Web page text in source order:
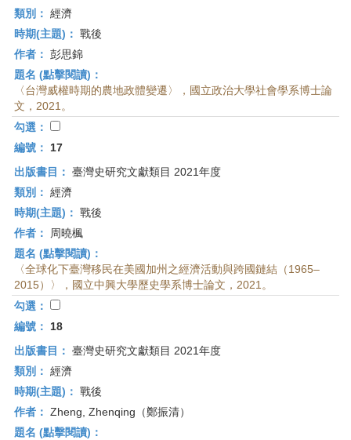
類別： 經濟
時期(主題)： 戰後
作者： 彭思錦
題名 (點擊閱讀)：
〈台灣威權時期的農地政體變遷〉，國立政治大學社會學系博士論
文，2021。
勾選：
編號：
17
出版書目： 臺灣史研究文獻類目 2021年度
類別： 經濟
時期(主題)： 戰後
作者：
周曉楓
題名 (點擊閱讀)：
〈全球化下臺灣移民在美國加州之經濟活動與跨國鏈結（1965–
2015）〉，國立中興大學歷史學系博士論文，2021。
勾選：
編號：
18
出版書目： 臺灣史研究文獻類目 2021年度
類別： 經濟
時期(主題)： 戰後
作者： Zheng, Zhenqing（鄭振清）
題名 (點擊閱讀)：